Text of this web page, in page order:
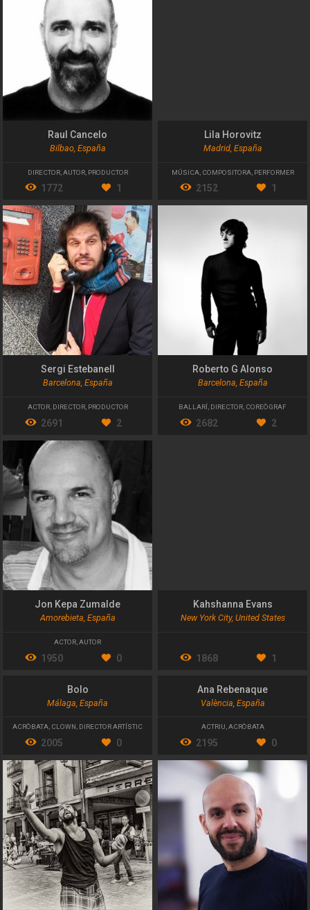
Raul Cancelo
Bilbao, España
DIRECTOR, AUTOR, PRODUCTOR
1772 1
Lila Horovitz
Madrid, España
MÚSICA, COMPOSITORA, PERFORMER
2152 1
Sergi Estebanell
Barcelona, España
ACTOR, DIRECTOR, PRODUCTOR
2691 2
Roberto G Alonso
Barcelona, España
BALLARÍ, DIRECTOR, COREÒGRAF
2682 2
Jon Kepa Zumalde
Amorebieta, España
ACTOR AUTOR
1950 0
Kahshanna Evans
New York City, United States
1868 1
Bolo
Málaga, España
ACRÒBATA, CLOWN , DIRECTOR ARTÍSTIC
2005 0
Ana Rebenaque
València, España
ACTRIU,ACRÒBATA
2195 0